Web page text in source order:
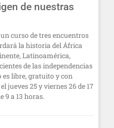
de nuestras
curso de tres encuentros
la historia del África
Latinoamérica,
de las independencias
es libre, gratuito y con
jueves 25 y viernes 26 de 17
9 a 13 horas.